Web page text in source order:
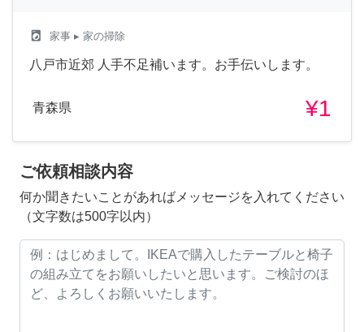
local_laundry_service 家事 ▸ 家の掃除
八戸市近郊 人手不足補います。お手伝いします。
青森県 ¥1
ご依頼相談内容
何か聞きたいことがあればメッセージを入れてください
（文字数は500字以内）